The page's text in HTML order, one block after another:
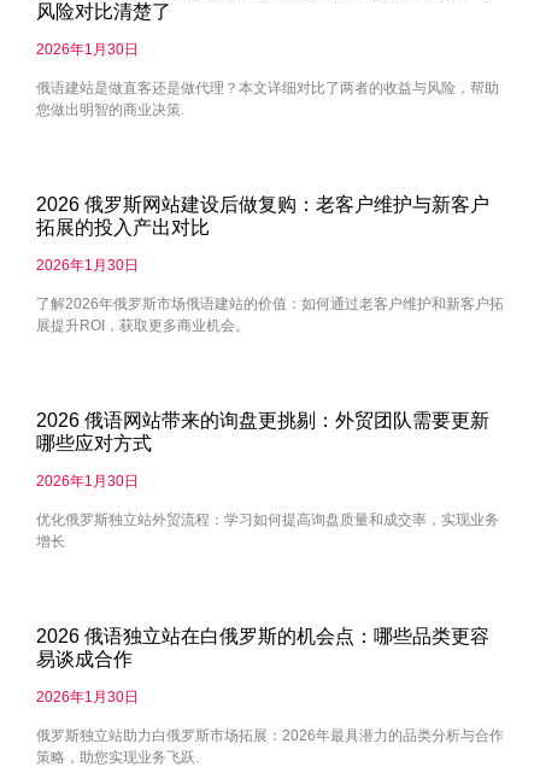
风险对比清楚了
2026年1月30日
俄语建站是做直客还是做代理？本文详细对比了两者的收益与风险，帮助
您做出明智的商业决策.
2026 俄罗斯网站建设后做复购：老客户维护与新客户
拓展的投入产出对比
2026年1月30日
了解2026年俄罗斯市场俄语建站的价值：如何通过老客户维护和新客户拓
展提升ROI，获取更多商业机会。
2026 俄语网站带来的询盘更挑剔：外贸团队需要更新
哪些应对方式
2026年1月30日
优化俄罗斯独立站外贸流程：学习如何提高询盘质量和成交率，实现业务
增长
2026 俄语独立站在白俄罗斯的机会点：哪些品类更容
易谈成合作
2026年1月30日
俄罗斯独立站助力白俄罗斯市场拓展：2026年最具潜力的品类分析与合作
策略，助您实现业务飞跃.